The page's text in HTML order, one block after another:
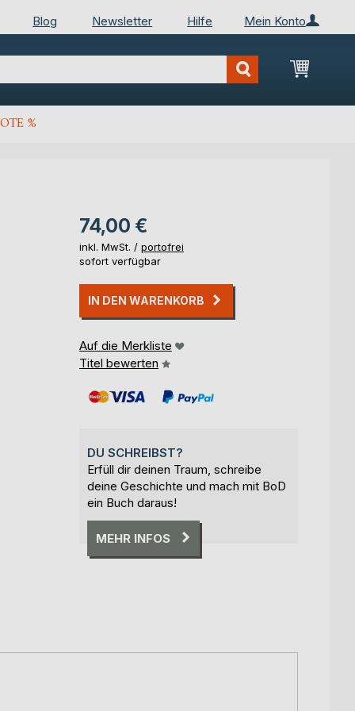
Mein Konto
Blog Newsletter Hilfe
Mein
%
74,00 €
inkl. MwSt. / portofrei
sofort verfügbar
IN DEN WARENKORB
Auf die Merkliste
Titel bewerten
DU SCHREIBST?
Erfüll dir deinen Traum, schreibe
deine Geschichte und mach mit BoD
ein Buch daraus!
MEHR INFOS